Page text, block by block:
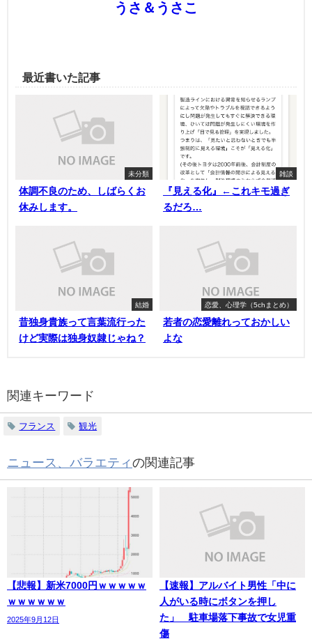
うさ＆うさこ
最近書いた記事
未分類
体調不良のため、しばらくお
休みします。
雑談
『見える化』←これキモ過ぎ
るだろ…
結婚
昔独身貴族って言葉流行った
けど実際は独身奴隷じゃね？
恋愛、心理学（5chまとめ）
若者の恋愛離れっておかしい
よな
関連キーワード
フランス 観光
ニュース、バラエティ の関連記事
【悲報】新米7000円ｗｗｗｗｗ
ｗｗｗｗｗｗ
2025年9月12日
【速報】アルバイト男性「中に
人がいる時にボタンを押し
た」 駐車場落下事故で女児重
傷